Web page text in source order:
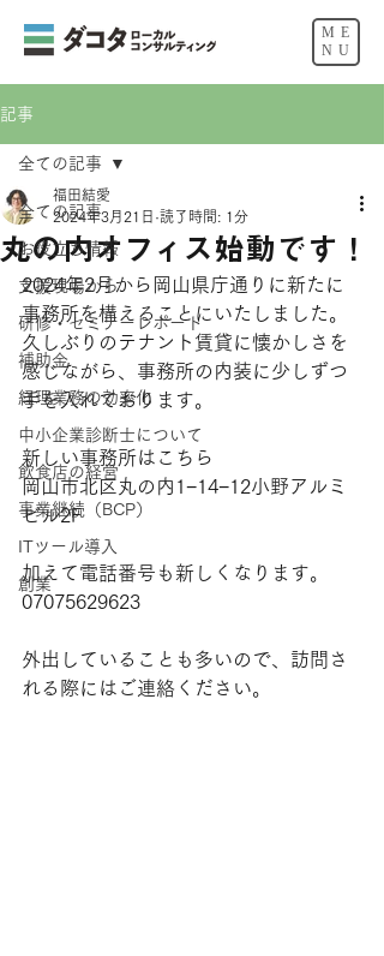
ME
NU
記事
全ての記事
お役立ち情報
支援現場から
研修・セミナーレポート
補助金
経理業務の効率化
中小企業診断士について
飲食店の経営
事業継続（BCP）
ITツール導入
創業
全ての記事
丸の内オフィス始動です！
福田結愛
2024年3月21日 読了時間: 1分
2024年2月から岡山県庁通りに新たに
事務所を構えることにいたしました。
久しぶりのテナント賃貸に懐かしさを
感じながら、事務所の内装に少しずつ
手を入れております。
新しい事務所はこちら
岡山市北区丸の内1−14−12小野アルミ
ビル2F
加えて電話番号も新しくなります。
07075629623
外出していることも多いので、訪問さ
れる際にはご連絡ください。